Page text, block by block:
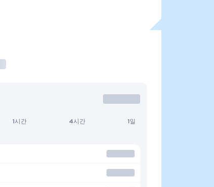
1시간 4시간 1일